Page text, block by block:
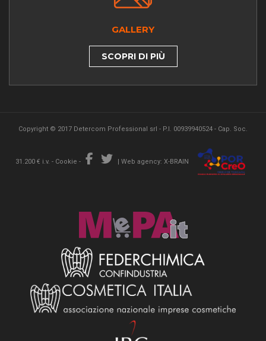
GALLERY
SCOPRI DI PIÙ
Copyright © 2017 Detercom Professional srl - P.I. 00939940524 - Cap. Soc.
31.200 € i.v. - Cookie - | Web agency: X-BRAIN